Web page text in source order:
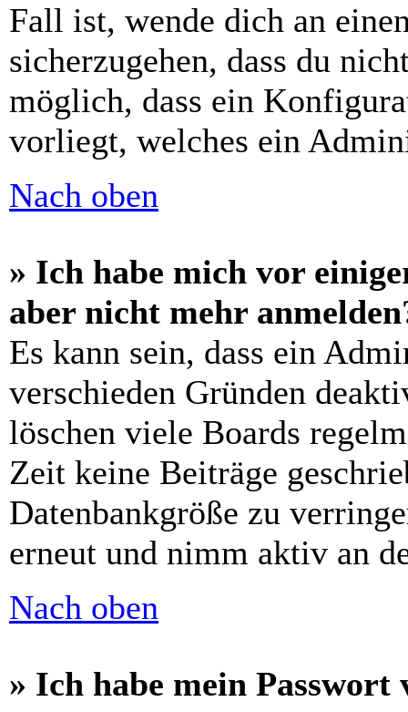
Fall ist, wende dich an
sicherzugehen, dass du
möglich, dass ein
vorliegt, welches ein
Nach oben
» Ich habe mich vor
aber nicht mehr
Es kann sein, dass ein
verschieden Gründen
löschen viele Boards
Zeit keine Beiträge
Datenbankgröße zu
erneut und nimm aktiv an
Nach oben
» Ich habe mein Passwort